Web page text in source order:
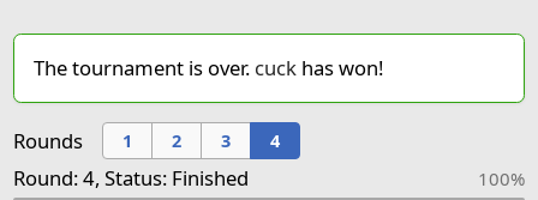
The tournament is over. cuckhas won!
Rounds 1 2 3 4
Round: 4, Status: Finished 100%